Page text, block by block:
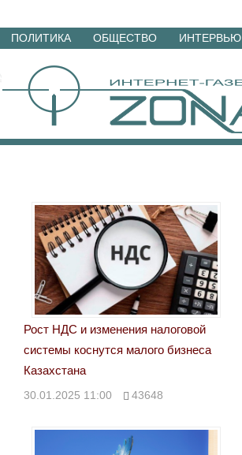
Перейти
материалам
ПОЛИТИКА ОБЩЕСТВО ИНТЕРВЬЮ
Рост НДС и изменения налоговой
системы коснутся малого бизнеса
Казахстана
30.01.2025 11:00 43648